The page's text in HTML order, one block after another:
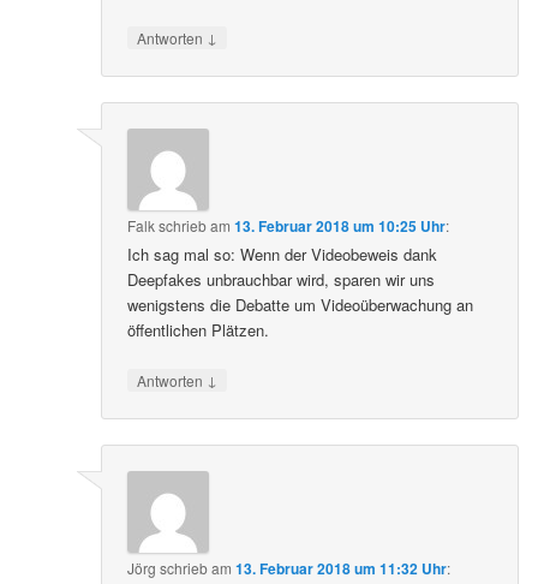
Antworten ↓
Falkschriebam13. Februar 2018 um 10:25 Uhr:
Ich sag mal so: Wenn der Videobeweis dank
Deepfakes unbrauchbar wird, sparen wir uns
wenigstens die Debatte um Videoüberwachung an
öffentlichen Plätzen.
Antworten ↓
Jörg schriebam13. Februar 2018 um 11:32 Uhr: